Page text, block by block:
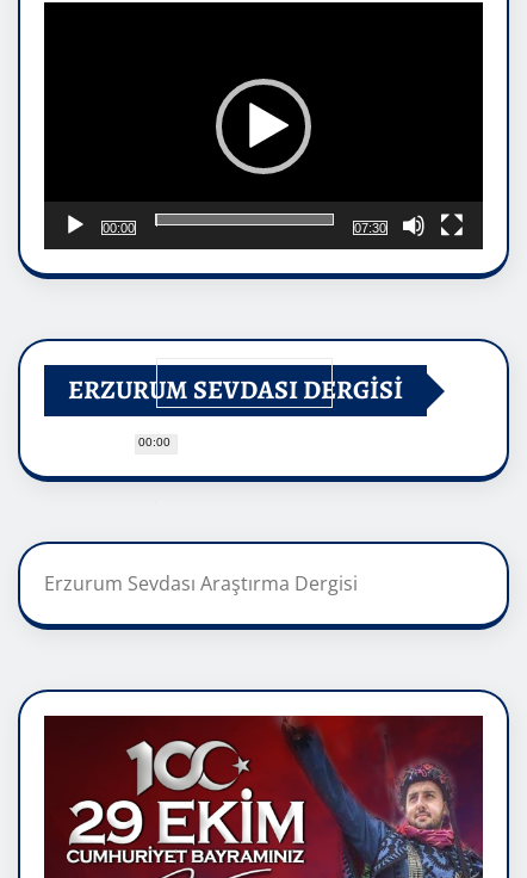
00:00
00:00
07:30
ERZURUM SEVDASI DERGİSİ
Erzurum Sevdası Araştırma Dergisi